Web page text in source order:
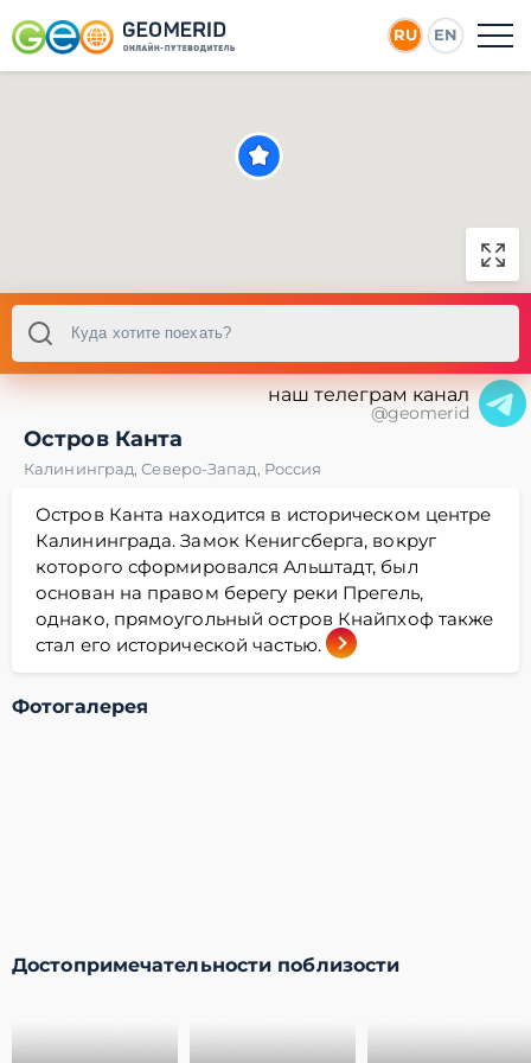
RU EN
наш телеграм канал
@geomerid
Остров Канта
Калининград,Северо-Запад, Россия
Остров Канта находится в историческом центре
Калининграда. Замок Кенигсберга, вокруг
которого сформировался Альштадт, был
основан на правом берегу реки Прегель,
однако, прямоугольный остров Кнайпхоф также
стал его исторической частью.
Фотогалерея
Достопримечательности поблизости